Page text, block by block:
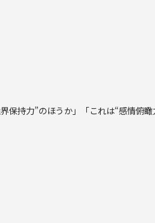
持力”のほうか」「これは“感情俯